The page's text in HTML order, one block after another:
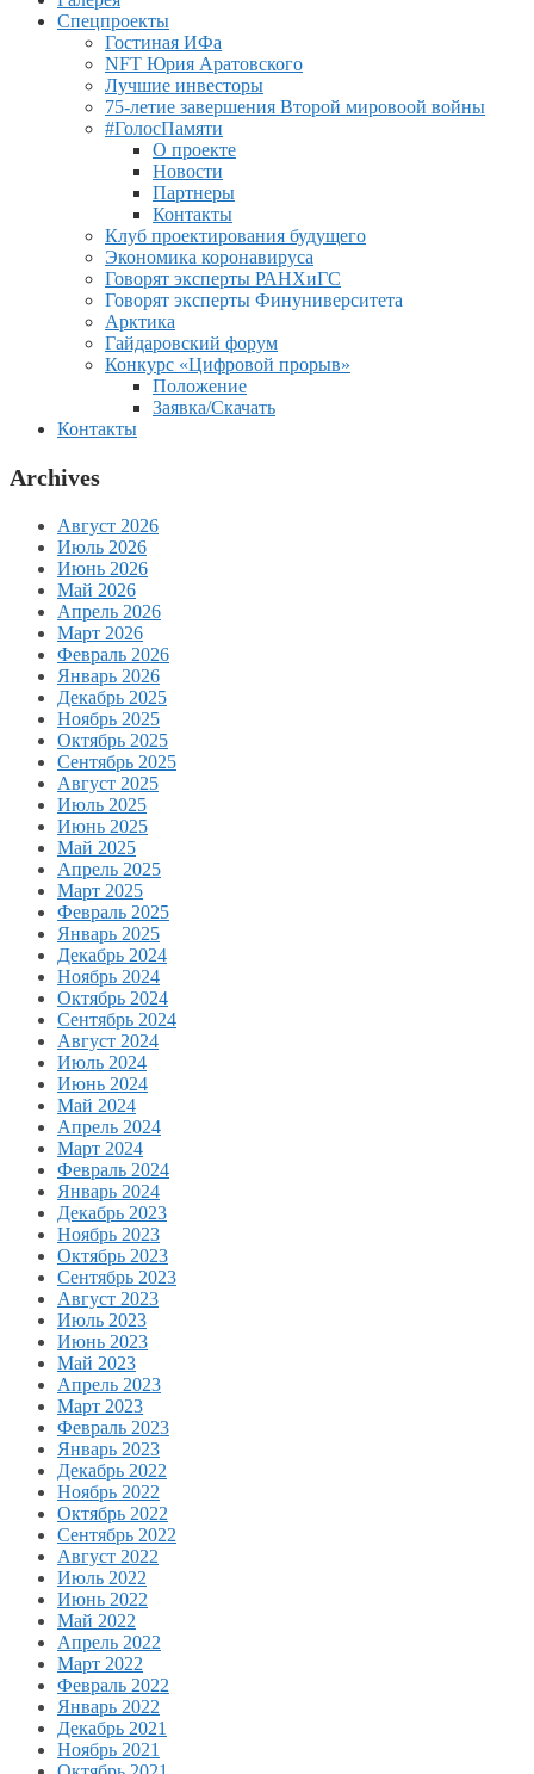
Спецпроекты
Гостиная ИФа
NFT Юрия Аратовского
Лучшие инвесторы
75-летие завершения Второй мировоой войны
#ГолосПамяти
О проекте
Новости
Партнеры
Контакты
Клуб проектирования будущего
Экономика коронавируса
Говорят эксперты РАНХиГС
Говорят эксперты Финуниверситета
Арктика
Гайдаровский форум
Конкурс «Цифровой прорыв»
Положение
Заявка/Скачать
Контакты
Archives
Август 2026
Июль 2026
Июнь 2026
Май 2026
Апрель 2026
Март 2026
Февраль 2026
Январь 2026
Декабрь 2025
Ноябрь 2025
Октябрь 2025
Сентябрь 2025
Август 2025
Июль 2025
Июнь 2025
Май 2025
Апрель 2025
Март 2025
Февраль 2025
Январь 2025
Декабрь 2024
Ноябрь 2024
Октябрь 2024
Сентябрь 2024
Август 2024
Июль 2024
Июнь 2024
Май 2024
Апрель 2024
Март 2024
Февраль 2024
Январь 2024
Декабрь 2023
Ноябрь 2023
Октябрь 2023
Сентябрь 2023
Август 2023
Июль 2023
Июнь 2023
Май 2023
Апрель 2023
Март 2023
Февраль 2023
Январь 2023
Декабрь 2022
Ноябрь 2022
Октябрь 2022
Сентябрь 2022
Август 2022
Июль 2022
Июнь 2022
Май 2022
Апрель 2022
Март 2022
Февраль 2022
Январь 2022
Декабрь 2021
Ноябрь 2021